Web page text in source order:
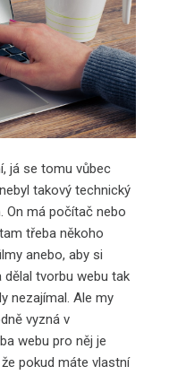
já se tomu vůbec
takový technický
On má počítač nebo
třeba někoho
anebo, aby si
dělal tvorbu webu tak
nezajímal. Ale my
vyzná v
webu pro něj je
pokud máte vlastní